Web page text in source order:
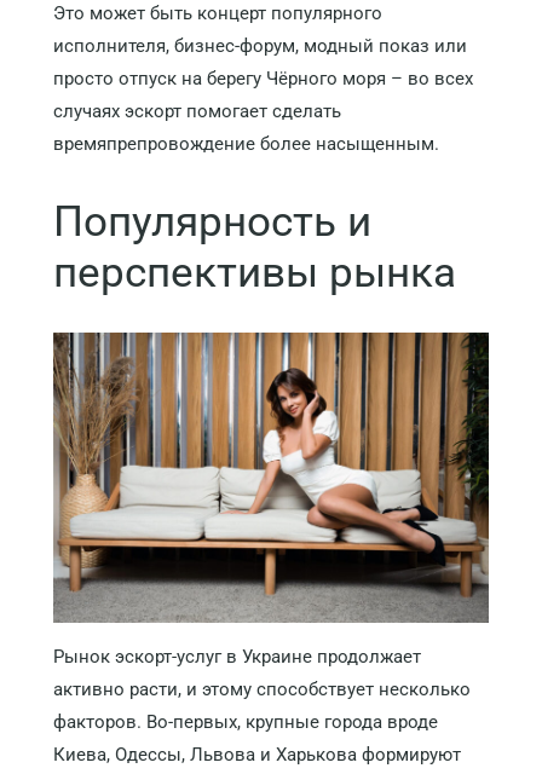
Это может быть концерт популярного
исполнителя, бизнес-форум, модный показ или
просто отпуск на берегу Чёрного моря – во всех
случаях эскорт помогает сделать
времяпрепровождение более насыщенным.
Популярность и
перспективы рынка
Рынок эскорт-услуг в Украине продолжает
активно расти, и этому способствует несколько
факторов. Во-первых, крупные города вроде
Киева, Одессы, Львова и Харькова формируют